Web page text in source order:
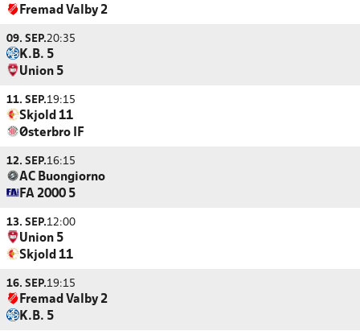
Fremad Valby 2
09. SEP.20:35
K.B. 5
Union 5
11. SEP.19:15
Skjold 11
Østerbro IF
12. SEP.16:15
AC Buongiorno
FA 2000 5
13. SEP.12:00
Union 5
Skjold 11
16. SEP.19:15
Fremad Valby 2
K.B. 5